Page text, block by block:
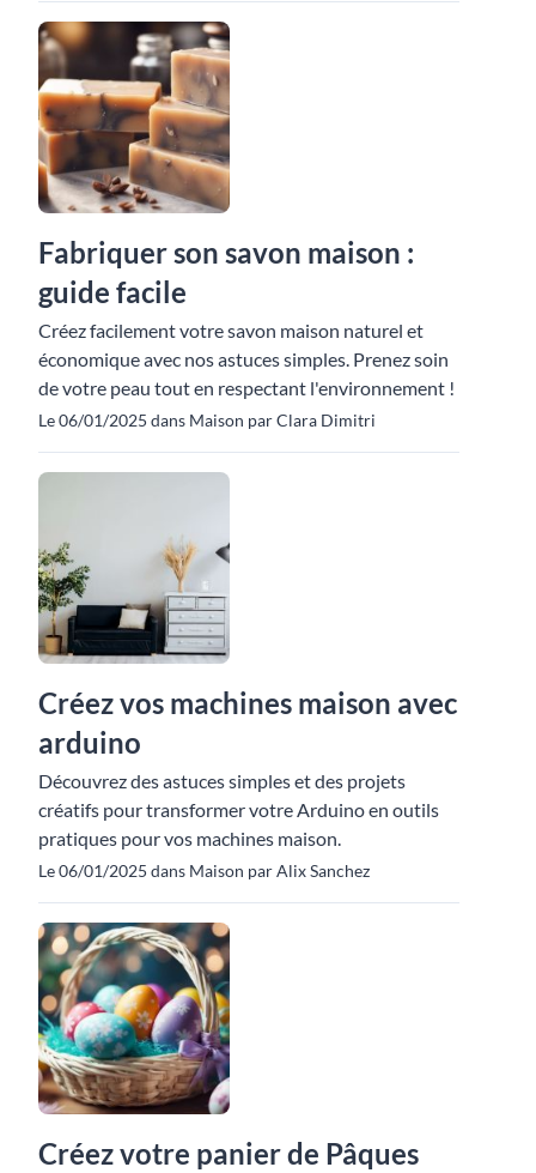
Fabriquer son savon maison :
guide facile
Créez facilement votre savon maison naturel et
économique avec nos astuces simples. Prenez soin
de votre peau tout en respectant l'environnement !
Le 06/01/2025 dans Maison par Clara Dimitri
Créez vos machines maison avec
arduino
Découvrez des astuces simples et des projets
créatifs pour transformer votre Arduino en outils
pratiques pour vos machines maison.
Le 06/01/2025 dans Maison par Alix Sanchez
Créez votre panier de Pâques